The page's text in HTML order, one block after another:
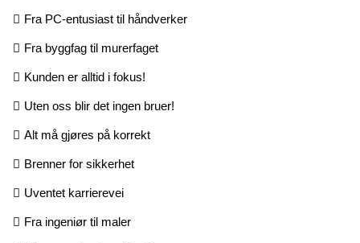
Fra PC-entusiast til håndverker
Fra byggfag til murerfaget
Kunden er alltid i fokus!
Uten oss blir det ingen bruer!
Alt må gjøres på korrekt
Brenner for sikkerhet
Uventet karrierevei
Fra ingeniør til maler